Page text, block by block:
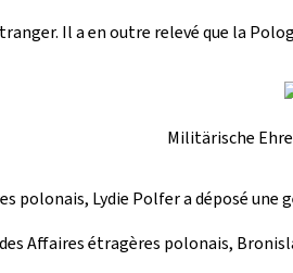
Il a en outre relevé que la
Militärische
polonais, Lydie Polfer a déposé
Affaires étragères polonais,